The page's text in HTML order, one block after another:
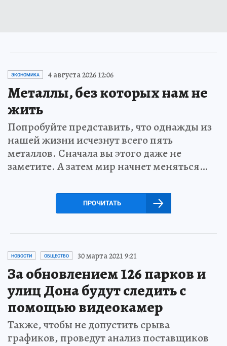
ЭКОНОМИКА 4 августа 2026 12:06
Металлы, без которых нам не
жить
Попробуйте представить, что однажды из
нашей жизни исчезнут всего пять
металлов. Сначала вы этого даже не
заметите. А затем мир начнет меняться…
ПРОЧИТАТЬ
НОВОСТИ ОБЩЕСТВО 30 марта 2021 9:21
За обновлением 126 парков и
улиц Дона будут следить с
помощью видеокамер
Также, чтобы не допустить срыва
графиков, проведут анализ поставщиков